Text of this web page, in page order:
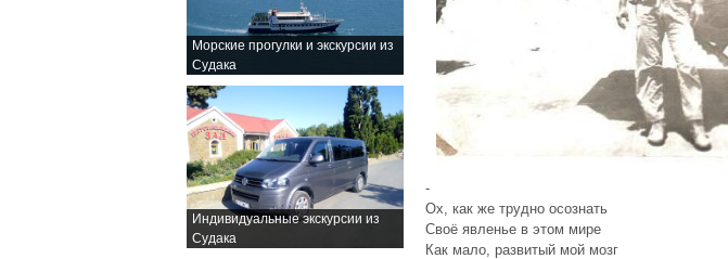
Морские прогулки и экскурсии из
Судака
Индивидуальные экскурсии из
Судака
-
Ох, как же трудно осознать
Своё явленье в этом мире
Как мало, развитый мой мозг